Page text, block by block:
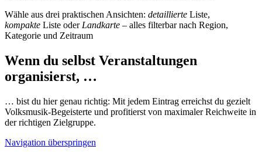
Wähle aus drei praktischen Ansichten: detaillierte Liste,
kompakte Liste oder Landkarte – alles filterbar nach Region,
Kategorie und Zeitraum
Wenn du selbst Veranstaltungen
organisierst, …
… bist du hier genau richtig: Mit jedem Eintrag erreichst du gezielt
Volksmusik-Begeisterte und profitierst von maximaler Reichweite in
der richtigen Zielgruppe.
Navigation überspringen